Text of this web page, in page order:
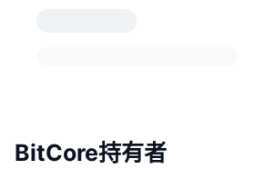
BitCore持有者